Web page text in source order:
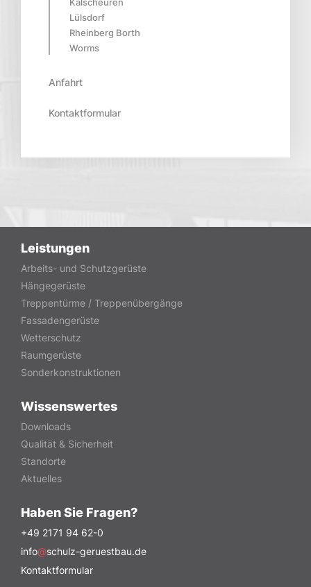
Lülsdorf
Rheinberg Borth
Worms
Anfahrt
Kontaktformular
Leistungen
Arbeits- und Schutzgerüste
Hängegerüste
Treppentürme / Treppenübergänge
Fassadengerüste
Wetterschutz
Raumgerüste
Sonderkonstruktionen
Wissenswertes
Downloads
Qualität & Sicherheit
Standorte
Aktuelles
Haben Sie Fragen?
+49 2171 94 62-0
info@schulz-geruestbau.de
Kontaktformular